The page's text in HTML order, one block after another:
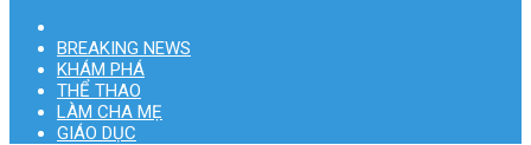
BREAKING NEWS
KHÁM PHÁ
THỂ THAO
LÀM CHA MẸ
GIÁO DỤC